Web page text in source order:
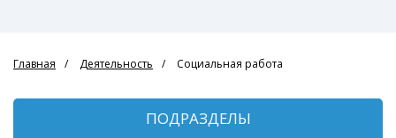
Главная Деятельность Социальная работа
ПОДРАЗДЕЛЫ